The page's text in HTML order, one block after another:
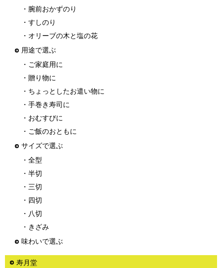
・腕前おかずのり
・すしのり
・オリーブの木と塩の花
用途で選ぶ
・ご家庭用に
・贈り物に
・ちょっとしたお遣い物に
・手巻き寿司に
・おむすびに
・ご飯のおともに
サイズで選ぶ
・全型
・半切
・三切
・四切
・八切
・きざみ
味わいで選ぶ
寿月堂